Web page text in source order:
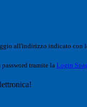
all'indirizzo indicato con
tramite la Login